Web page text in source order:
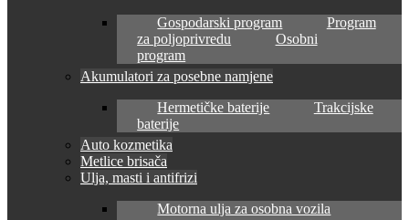
Gospodarski program
Program
za poljoprivredu
Osobni
program
Akumulatori za posebne namjene
Hermetičke baterije
Trakcijske
baterije
Auto kozmetika
Metlice brisača
Ulja, masti i antifrizi
Motorna ulja za osobna vozila